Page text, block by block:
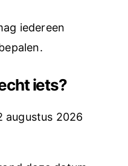
iedereen
iets?
augustus 2026